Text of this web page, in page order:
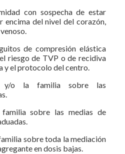
con sospecha de estar
encima del nivel del corazón,
de compresión elástica
riesgo de TVP o de recidiva
y el protocolo del centro.
y/o la familia sobre las
sobre las medias de
sobre toda la mediación
en dosis bajas.